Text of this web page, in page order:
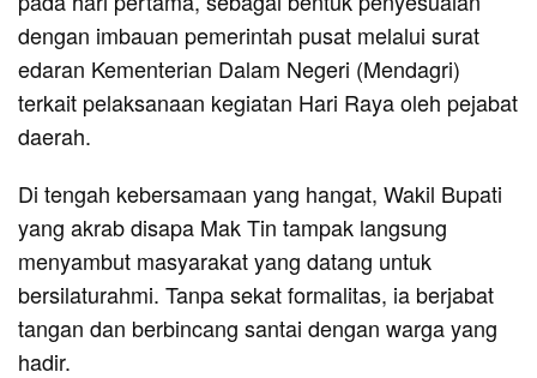
dengan imbauan pemerintah pusat melalui surat
edaran Kementerian Dalam Negeri (Mendagri)
terkait pelaksanaan kegiatan Hari Raya oleh pejabat
daerah.
Di tengah kebersamaan yang hangat, Wakil Bupati
yang akrab disapa Mak Tin tampak langsung
menyambut masyarakat yang datang untuk
bersilaturahmi. Tanpa sekat formalitas, ia berjabat
tangan dan berbincang santai dengan warga yang
hadir.